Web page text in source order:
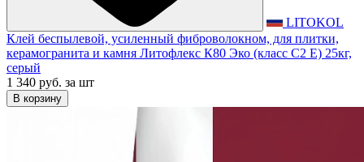
LITOKOL
Клей беспылевой, усиленный фиброволокном, для плитки,
керамогранита и камня Литофлекс К80 Эко (класс С2 Е) 25кг,
серый
1 340 руб. за шт
В корзину